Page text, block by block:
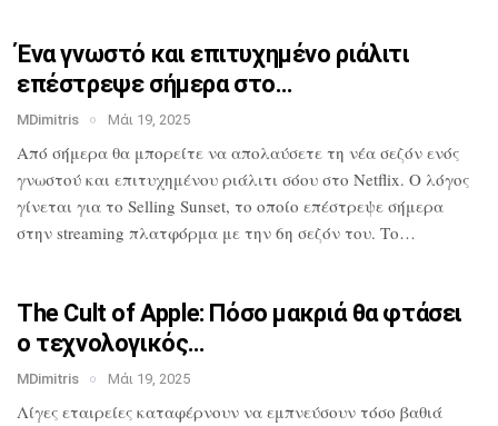
Ένα γνωστό και επιτυχημένο ριάλιτι
επέστρεψε σήμερα στο…
MDimitris Μάι 19, 2025
Από σήμερα θα μπορείτε να απολαύσετε τη νέα σεζόν ενός
γνωστού και επιτυχημένου ριάλιτι σόου στο Netflix. Ο λόγος
γίνεται για το Selling Sunset, το οποίο επέστρεψε σήμερα
στην streaming πλατφόρμα με την 6η σεζόν του. Το…
The Cult of Apple: Πόσο μακριά θαφτάσει
ο τεχνολογικός…
MDimitris Μάι 19, 2025
Λίγες εταιρείες καταφέρνουν να εμπνεύσουν τόσο βαθιά